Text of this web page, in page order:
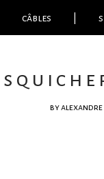
câbles
byalexandre